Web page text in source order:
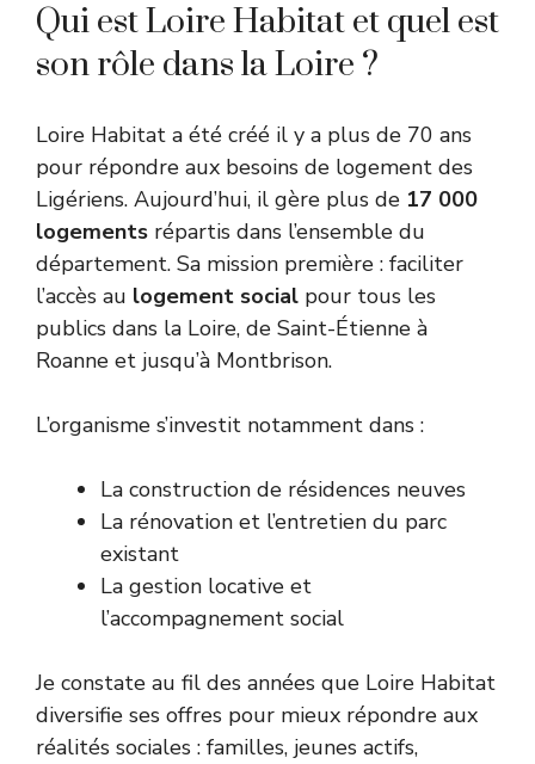
Qui est Loire Habitat et quel est
son rôle dans la Loire ?
Loire Habitat a été créé il y a plus de 70 ans
pour répondre aux besoins de logement des
Ligériens. Aujourd’hui, il gère plus de 17 000
logements répartis dans l’ensemble du
département. Sa mission première : faciliter
l’accès au logement social pour tous les
publics dans la Loire, de Saint-Étienne à
Roanne et jusqu’à Montbrison.
L’organisme s’investit notamment dans :
La construction de résidences neuves
La rénovation et l’entretien du parc
existant
La gestion locative et
l’accompagnement social
Je constate au fil des années que Loire Habitat
diversifie ses offres pour mieux répondre aux
réalités sociales : familles, jeunes actifs,